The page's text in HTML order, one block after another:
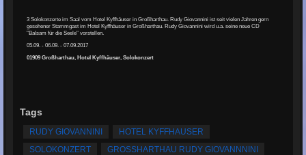
3 Solokonzerte im Saal vom Hotel Kyffhäuser in Großharthau. Rudy Giovannini ist seit vielen Jahren gern
gesehener Stammgast im Hotel Kyffhäuser in Großharthau. Rudy Giovannini wird u.a. seine neue CD
"Balsam für die Seele" vorstellen.
05.09. - 06.09. - 07.09.2017
01909 Großharthau, Hotel Kyffhäuser, Solokonzert
Tags
RUDY GIOVANNINI
HOTEL KYFFHAUSER
SOLOKONZERT
GROSSHARTHAU RUDY GIOVANNNINI